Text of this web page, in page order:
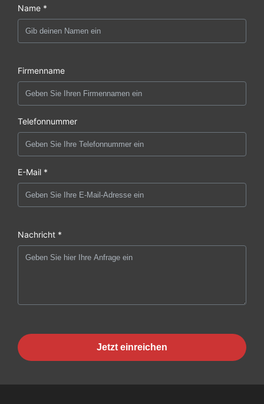
Name *
Firmenname
Telefonnummer
E-Mail *
Nachricht *
Jetzt einreichen